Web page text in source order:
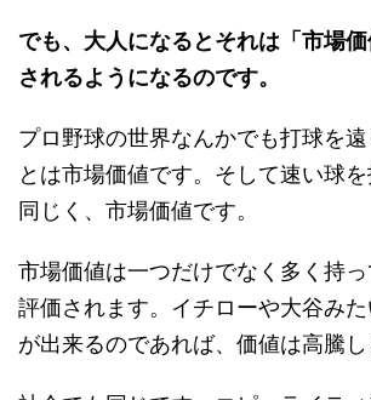
でも、大人になるとそれは「市場
されるようになるのです。
プロ野球の世界なんかでも打球を
とは市場価値です。そして速い球
同じく、市場価値です。
市場価値は一つだけでなく多く持
評価されます。イチローや大谷み
が出来るのであれば、価値は高騰し